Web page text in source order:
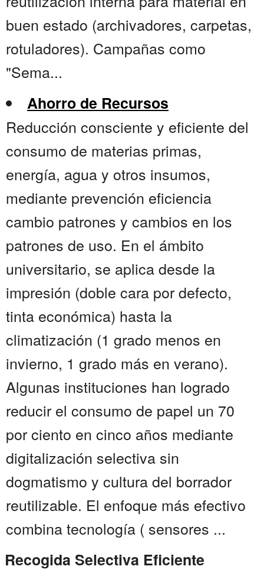
buen estado (archivadores, carpetas,
rotuladores). Campañas como
"Sema...
Ahorro de Recursos
Reducción consciente y eficiente del
consumo de materias primas,
energía, agua y otros insumos,
mediante prevención eficiencia
cambio patrones y cambios en los
patrones de uso. En el ámbito
universitario, se aplica desde la
impresión (doble cara por defecto,
tinta económica) hasta la
climatización (1 grado menos en
invierno, 1 grado más en verano).
Algunas instituciones han logrado
reducir el consumo de papel un 70
por ciento en cinco años mediante
digitalización selectiva sin
dogmatismo y cultura del borrador
reutilizable. El enfoque más efectivo
combina tecnología ( sensores ...
Recogida Selectiva Eficiente